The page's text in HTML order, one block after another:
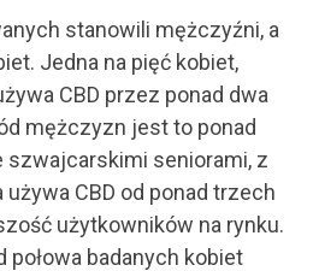
stanowili mężczyźni, a
Jedna na pięć kobiet,
CBD przez ponad dwa
mężczyzn jest to ponad
szwajcarskimi seniorami, z
CBD od ponad trzech
użytkowników na rynku.
połowa badanych kobiet